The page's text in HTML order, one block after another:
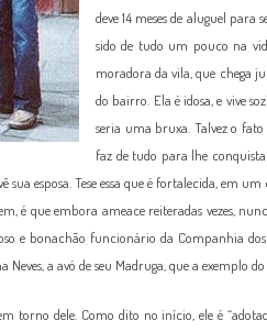
deve 14 meses de aluguel
sido de tudo um pouco na
moradora da vila, que chega
do bairro. Ela é idosa, e vive
seria uma bruxa. Talvez o
faz de tudo para lhe
esposa. Tese essa que é fortalecida, em
é que embora ameace reiteradas vezes,
e bonachão funcionário da Companhia
a avó de seu Madruga, que a exemplo
torno dele. Como dito no início, ele é